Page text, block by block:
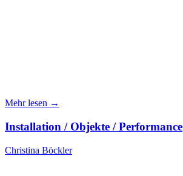
Mehr lesen →
Installation / Objekte / Performance
Christina Böckler